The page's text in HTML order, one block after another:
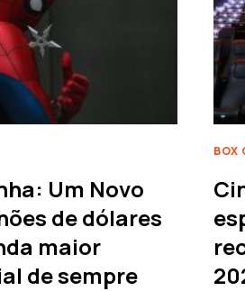
Um Novo
de dólares
maior
de sempre
BOX